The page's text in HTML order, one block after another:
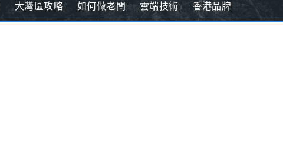
大灣區攻略 如何做老闆 雲端技術 香港品牌